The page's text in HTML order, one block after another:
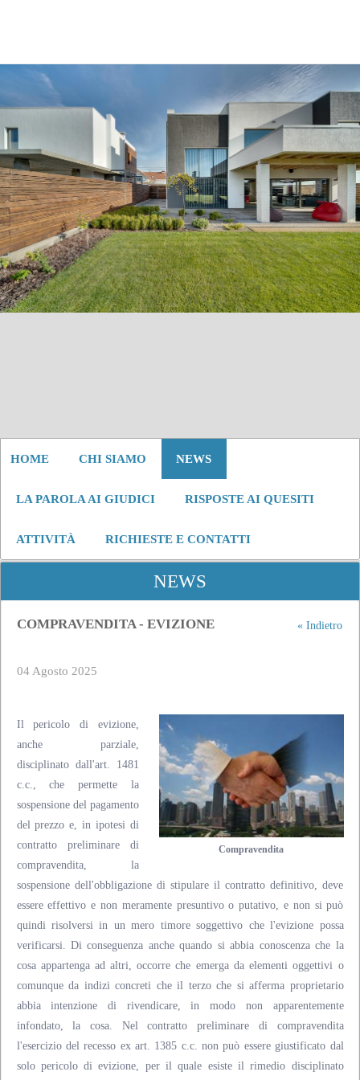
HOME CHI SIAMO NEWS
LA PAROLA AI GIUDICI RISPOSTE AI QUESITI
ATTIVITÀ RICHIESTE E CONTATTI
NEWS
COMPRAVENDITA - EVIZIONE « Indietro
04 Agosto 2025
Compravendita
Il pericolo di evizione,
anche parziale,
disciplinato dall'art. 1481
c.c., che permette la
sospensione del pagamento
del prezzo e, in ipotesi di
contratto preliminare di
compravendita, la
sospensione dell'obbligazione di stipulare il contratto definitivo, deve
essere effettivo e non meramente presuntivo o putativo, e non si può
quindi risolversi in un mero timore soggettivo che l'evizione possa
verificarsi. Di conseguenza anche quando si abbia conoscenza che la
cosa appartenga ad altri, occorre che emerga da elementi oggettivi o
comunque da indizi concreti che il terzo che si afferma proprietario
abbia intenzione di rivendicare, in modo non apparentemente
infondato, la cosa. Nel contratto preliminare di compravendita
l'esercizio del recesso ex art. 1385 c.c. non può essere giustificato dal
solo pericolo di evizione, per il quale esiste il rimedio disciplinato